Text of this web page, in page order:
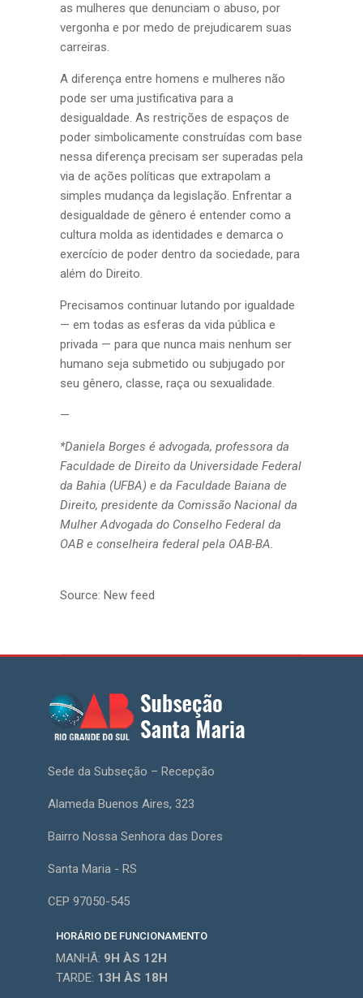
as mulheres que denunciam o abuso, por
vergonha e por medo de prejudicarem suas
carreiras.
A diferença entre homens e mulheres não
pode ser uma justificativa para a
desigualdade. As restrições de espaços de
poder simbolicamente construídas com base
nessa diferença precisam ser superadas pela
via de ações políticas que extrapolam a
simples mudança da legislação. Enfrentar a
desigualdade de gênero é entender como a
cultura molda as identidades e demarca o
exercício de poder dentro da sociedade, para
além do Direito.
Precisamos continuar lutando por igualdade
— em todas as esferas da vida pública e
privada — para que nunca mais nenhum ser
humano seja submetido ou subjugado por
seu gênero, classe, raça ou sexualidade.
—
*Daniela Borges é advogada, professora da
Faculdade de Direito da Universidade Federal
da Bahia (UFBA) e da Faculdade Baiana de
Direito, presidente da Comissão Nacional da
Mulher Advogada do Conselho Federal da
OAB e conselheira federal pela OAB-BA.
Source: New feed
Sede da Subseção – Recepção
Alameda Buenos Aires, 323
Bairro Nossa Senhora das Dores
Santa Maria - RS
CEP 97050-545
HORÁRIO DE FUNCIONAMENTO
MANHÃ: 9H ÀS 12H
TARDE: 13H ÀS 18H